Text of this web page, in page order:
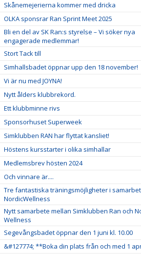
Skånemejerierna kommer med dricka
OLKA sponsrar Ran Sprint Meet 2025
Bli en del av SK Ran:s styrelse – Vi söker nya
engagerade medlemmar!
Stort Tack till
Simhallsbadet öppnar upp den 18 november!
Vi är nu med JOYNA!
Nytt ålders klubbrekord.
Ett klubbminne rivs
Sponsorhuset Superweek
Simklubben RAN har flyttat kansliet!
Höstens kursstarter i olika simhallar
Medlemsbrev hösten 2024
Och vinnare är....
Tre fantastiska träningsmöjligheter i
NordicWellness
Nytt samarbete mellan Simklubben Ran och
Wellness
Segevångsbadet öppnar den 1 juni kl. 10.00
&#127774; **Boka din plats från och med 1